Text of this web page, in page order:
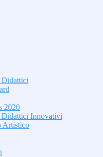
2020
Innovativi
Artistico